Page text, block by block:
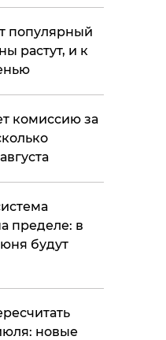
популярный
растут, и к
комиссию за
пределе: в
будут
новые